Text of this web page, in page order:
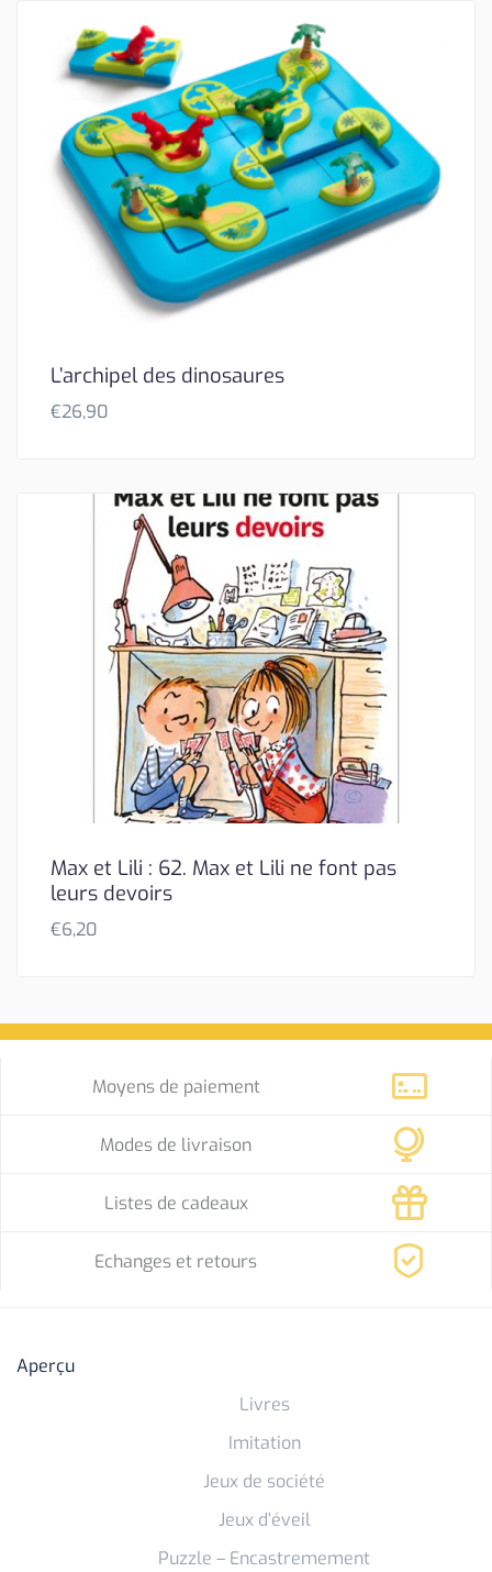
L’archipel des dinosaures
€26,90
Max et Lili : 62. Max et Lili ne font pas
leurs devoirs
€6,20
Moyens de paiement
Modes de livraison
Listes de cadeaux
Echanges et retours
Aperçu
Livres
Imitation
Jeux de société
Jeux d’éveil
Puzzle – Encastremement